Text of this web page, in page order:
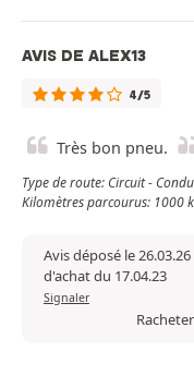
AVIS DE ALEX13
4/5
Très bon pneu.
Type de route: Circuit -
Kilomètres parcourus: 1000
Avis déposé le
d'achat du 17.04.23
Signaler